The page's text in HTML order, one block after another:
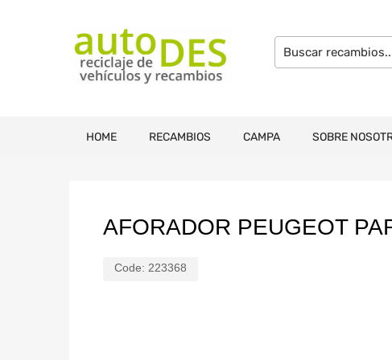
HOME RECAMBIOS CAMPA SOBRE
AFORADOR PEUGEOT
Code: 223368